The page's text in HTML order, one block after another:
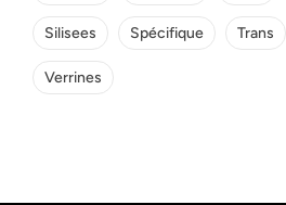
Silisees Spécifique Trans
Verrines